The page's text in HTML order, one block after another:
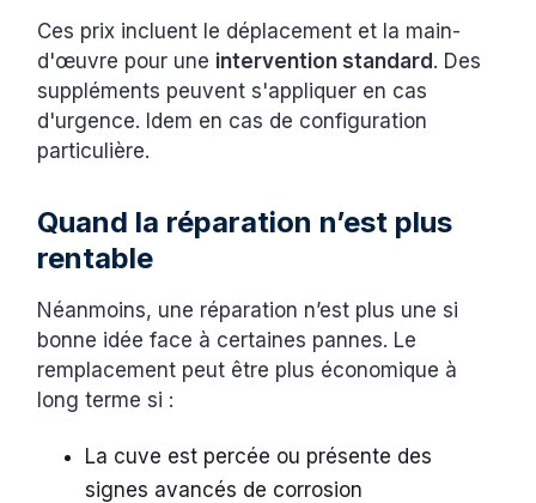
Ces prix incluent le déplacement et la main-
d'œuvre pour une intervention standard. Des
suppléments peuvent s'appliquer en cas
d'urgence. Idem en cas de configuration
particulière.
Quand la réparation n’est plus
rentable
Néanmoins, une réparation n’est plus une si
bonne idée face à certaines pannes. Le
remplacement peut être plus économique à
long terme si :
La cuve est percée ou présente des
signes avancés de corrosion